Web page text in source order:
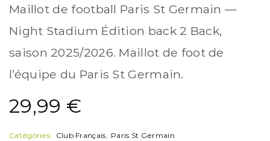
Maillot de football Paris St Germain —
Night Stadium Édition back 2 Back,
saison 2025/2026. Maillot de foot de
l’équipe du Paris St Germain.
29,99 €
Catégories: Club Français, Paris St Germain